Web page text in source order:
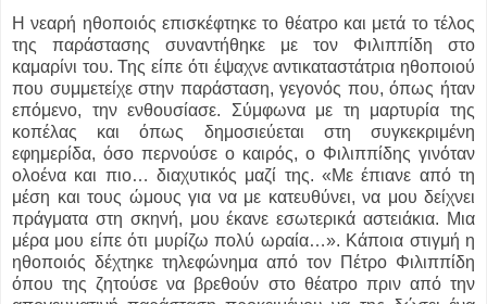
Η νεαρή ηθοποιός επισκέφτηκε το θέατρο και μετά το τέλος
της παράστασης συναντήθηκε με τον Φιλιππίδη στο
καμαρίνι του. Της είπε ότι έψαχνε αντικαταστάτρια ηθοποιού
που συμμετείχε στην παράσταση, γεγονός που, όπως ήταν
επόμενο, την ενθουσίασε. Σύμφωνα με τη μαρτυρία της
κοπέλας και όπως δημοσιεύεται στη συγκεκριμένη
εφημερίδα, όσο περνούσε ο καιρός, ο Φιλιππίδης γινόταν
ολοένα και πιο… διαχυτικός μαζί της. «Με έπιανε από τη
μέση και τους ώμους για να με κατευθύνει, να μου δείχνει
πράγματα στη σκηνή, μου έκανε εσωτερικά αστειάκια. Μια
μέρα μου είπε ότι μυρίζω πολύ ωραία…». Κάποια στιγμή η
ηθοποιός δέχτηκε τηλεφώνημα από τον Πέτρο Φιλιππίδη
όπου της ζητούσε να βρεθούν στο θέατρο πριν από την